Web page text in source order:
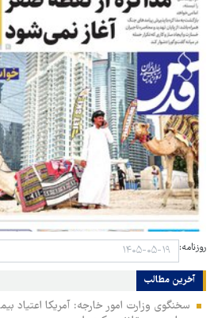
روزنامه:
آخرین مطالب
سخنگوی وزارت امور خارجه: آمریکا اعتیاد